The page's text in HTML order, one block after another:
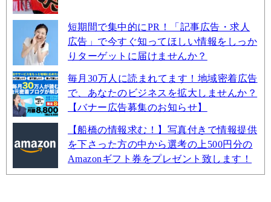
短期間で集中的にPR！「記事広告・求人
広告」で今すぐ知ってほしい情報をしっか
りターゲットに届けませんか？
毎月30万人に読まれてます！地域密着広告
で、あなたのビジネスを拡大しませんか？
【バナー広告募集のお知らせ】
【船橋の情報求む！】写真付きで情報提供
を下さった方の中から選考の上500円分の
Amazonギフト券をプレゼント致します！